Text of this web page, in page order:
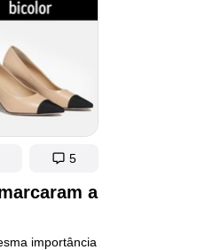
a
importância
5